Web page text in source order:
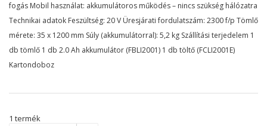
fogás Mobil használat: akkumulátoros működés – nincs szükség hálózatra
Technikai adatok Feszültség: 20 V Üresjárati fordulatszám: 2300 f/p Tömlő
mérete: 35 x 1200 mm Súly (akkumulátorral): 5,2 kg Szállítási terjedelem 1
db tömlő 1 db 2.0 Ah akkumulátor (FBLI2001) 1 db töltő (FCLI2001E)
Kartondoboz
1 termék